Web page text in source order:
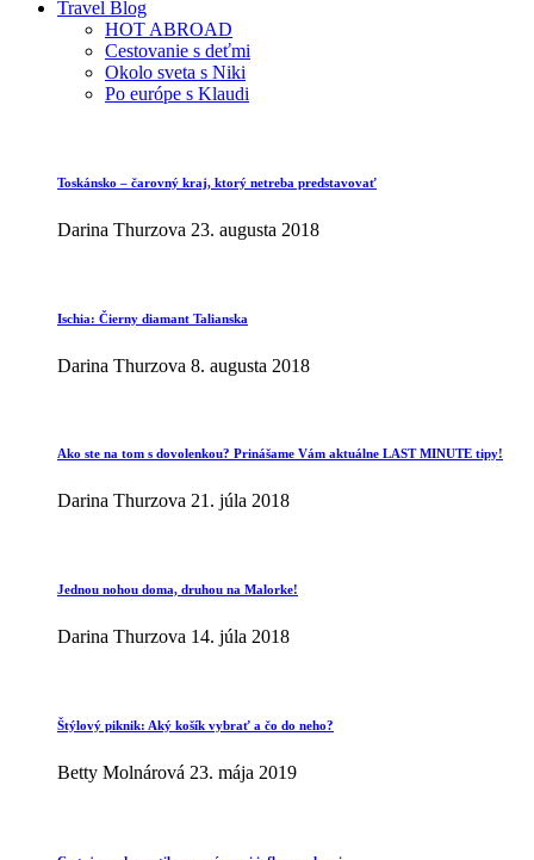
Travel Blog
HOT ABROAD
Cestovanie s deťmi
Okolo sveta s Niki
Po európe s Klaudi
Toskánsko – čarovný kraj, ktorý netreba predstavovať
Darina Thurzova 23. augusta 2018
Ischia: Čierny diamant Talianska
Darina Thurzova 8. augusta 2018
Ako ste na tom s dovolenkou? Prinášame Vám aktuálne LAST MINUTE tipy!
Darina Thurzova 21. júla 2018
Jednou nohou doma, druhou na Malorke!
Darina Thurzova 14. júla 2018
Štýlový piknik: Aký košík vybrať a čo do neho?
Betty Molnárová 23. mája 2019